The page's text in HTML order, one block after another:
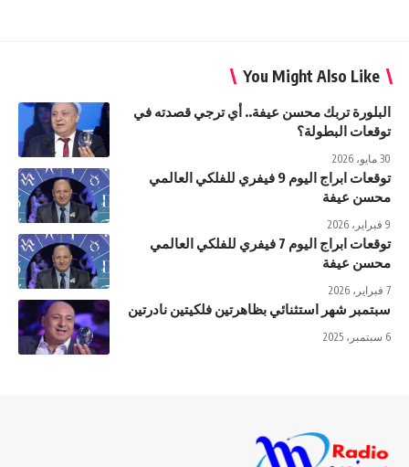
You Might Also Like
البلورة تربك محسن عيفة.. أي ترجي قصدته في
توقعات البطولة؟
30 مايو، 2026
توقعات ابراج اليوم 9 فيفري للفلكي العالمي
محسن عيفة
9 فبراير، 2026
توقعات ابراج اليوم 7 فيفري للفلكي العالمي
محسن عيفة
7 فبراير، 2026
سبتمبر شهر استثنائي بظاهرتين فلكيتين نادرتين
6 سبتمبر، 2025